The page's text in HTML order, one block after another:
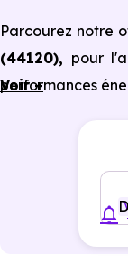
Parcourez notre
(44120), pour
performances
Voir +